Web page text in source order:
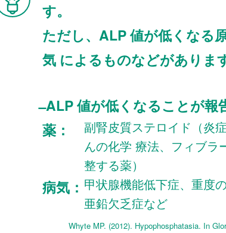
す。
ただし、ALP 値が低くなる
気 によるものなどがありま
ALP 値が低くなることが報
薬：
副腎皮質ステロイド（炎
んの化学 療法、フィブラ
整する薬）
病気： 甲状腺機能低下症、重度
亜鉛欠乏症など
Whyte MP. (2012). Hypophosphatasia. In